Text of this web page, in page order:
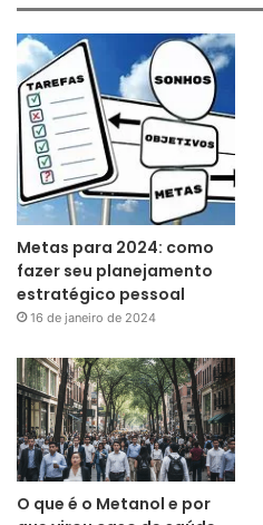
Metas para 2024: como
fazer seu planejamento
estratégico pessoal
16 de janeiro de 2024
O que é o Metanol e por